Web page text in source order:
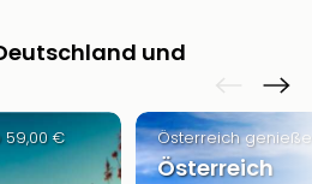
und
59,00 € Österreich
Österreich